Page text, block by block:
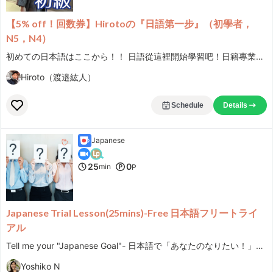
【5% off！回数券】Hirotoの『日語第一步』（初學者，
N5，N4）
初めての日本語はここから！！ 日語從這裡開始學習吧！日籍專業老師！會用國語解說！
Hiroto（渡邉紘人）
Schedule Details
Japanese Trial Lesson(25mins)-Free 日本語フリートライ
アル
Tell me your "Japanese Goal"- 日本語で「あなたのなりたい！」を教えてください。 Let's clarify your needs and create a personalized learning plan together.
Japanese
25min 0P
Yoshiko N